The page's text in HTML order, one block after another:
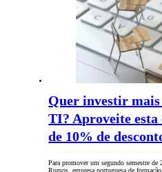
Quer investir mais
TI? Aproveite esta
de 10% de
Para promover um segundo semestre
Rumos, empresa portuguesa de